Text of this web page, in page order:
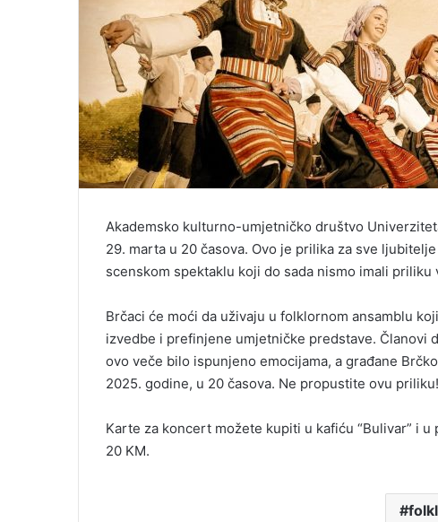
Akademsko kulturno-umjetničko društvo
29. marta u 20 časova. Ovo je prilika za sve
scenskom spektaklu koji do sada nismo imali priliku
Brčaci će moći da uživaju u folklornom ansamblu
izvedbe i prefinjene umjetničke predstave. Članovi
ovo veče bilo ispunjeno emocijama, a građane
2025. godine, u 20 časova. Ne propustite ovu priliku!
Karte za koncert možete kupiti u kafiću “Bulivar” i
20 KM.